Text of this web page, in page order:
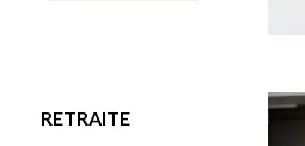
RETRAITE